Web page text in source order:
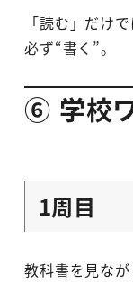
「読む」だけで
必ず“書く”。
⑥ 学校
1周目
教科書を見なが